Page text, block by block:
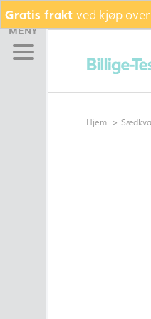
Gratis frakt ved kjøp
MENY
Hjem
Eggløsningstest
Bekreft
Testsett
Hjem